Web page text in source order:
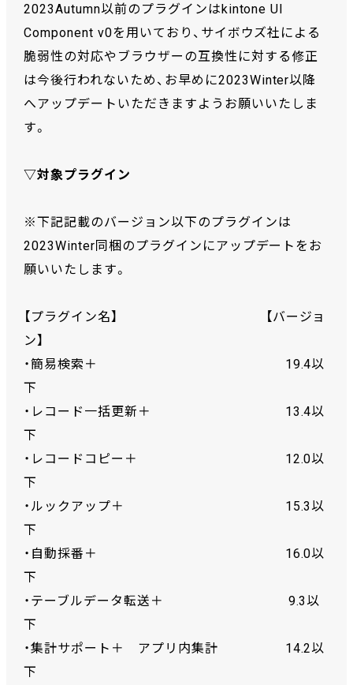
2023Autumn以前のプラグインはkintone UI
Component v0を用いており、サイボウズ社による
脆弱性の対応やブラウザーの互換性に対する修正
は今後行われないため、お早めに2023Winter以降
へアップデートいただきますようお願いいたしま
す。
▽対象プラグイン
※下記記載のバージョン以下のプラグインは
2023Winter同梱のプラグインにアップデートをお
願いいたします。
【プラグイン名】 【バージョ
ン】
・簡易検索＋ 19.4以
下
・レコード一括更新＋ 13.4以
下
・レコードコピー＋ 12.0以
下
・ルックアップ＋ 15.3以
下
・自動採番＋ 16.0以
下
・テーブルデータ転送＋ 9.3以
下
・集計サポート＋ アプリ内集計 14.2以
下